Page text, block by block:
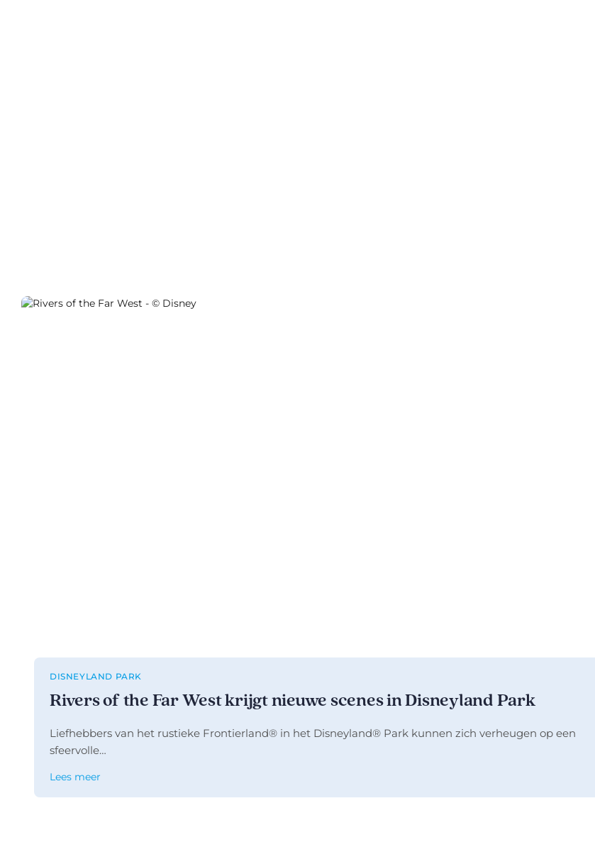
DISNEYLAND PARK
Rivers of the Far West krijgt nieuwe scenes in Disneyland Park
Liefhebbers van het rustieke Frontierland® in het Disneyland® Park kunnen zich verheugen op een
sfeervolle…
Lees meer